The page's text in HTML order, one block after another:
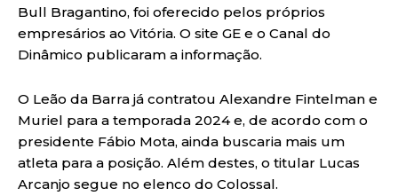
Bull Bragantino, foi oferecido pelos próprios
empresários ao Vitória. O site GE e o Canal do
Dinâmico publicaram a informação.
O Leão da Barra já contratou Alexandre Fintelman e
Muriel para a temporada 2024 e, de acordo com o
presidente Fábio Mota, ainda buscaria mais um
atleta para a posição. Além destes, o titular Lucas
Arcanjo segue no elenco do Colossal.